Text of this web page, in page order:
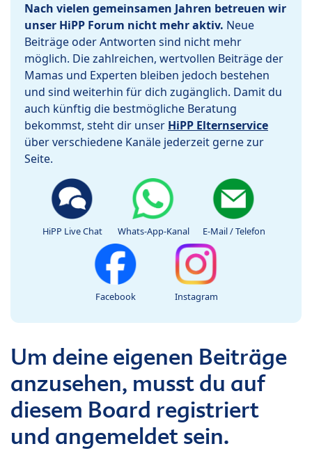
Nach vielen gemeinsamen Jahren betreuen wir
unser HiPP Forum nicht mehr aktiv. Neue
Beiträge oder Antworten sind nicht mehr
möglich. Die zahlreichen, wertvollen Beiträge der
Mamas und Experten bleiben jedoch bestehen
und sind weiterhin für dich zugänglich. Damit du
auch künftig die bestmögliche Beratung
bekommst, steht dir unser HiPP Elternservice
über verschiedene Kanäle jederzeit gerne zur
Seite.
HiPP Live Chat Whats-App-Kanal E-Mail / Telefon
Facebook Instagram
Um deine eigenen Beiträge
anzusehen, musst du auf
diesem Board registriert
und angemeldet sein.